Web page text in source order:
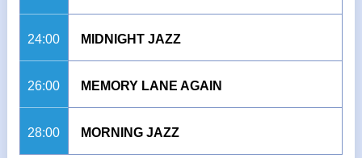
24:00 MIDNIGHT JAZZ
26:00 MEMORY LANE AGAIN
28:00 MORNING JAZZ